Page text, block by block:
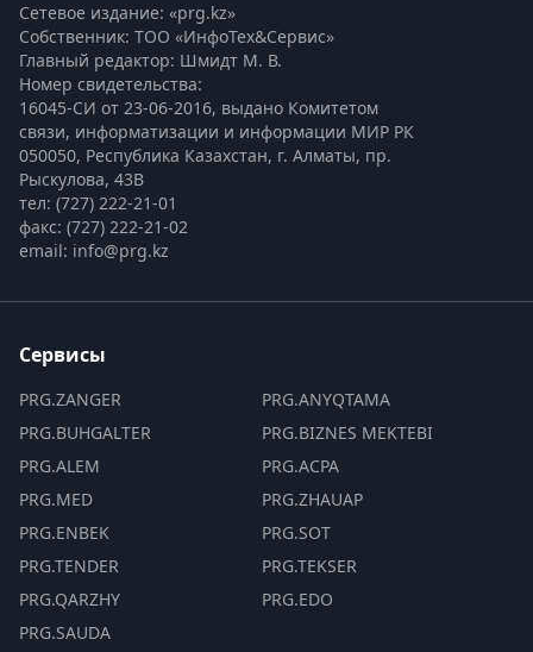
Сетевое издание: «prg.kz»
Собственник: ТОО «ИнфоТех&Сервис»
Главный редактор: Шмидт М. В.
Номер свидетельства:
16045-СИ от 23-06-2016, выдано Комитетом
связи, информатизации и информации МИР РК
050050, Республика Казахстан, г. Алматы, пр.
Рыскулова, 43В
тел: (727) 222-21-01
факс: (727) 222-21-02
email: info@prg.kz
Сервисы
PRG.ZANGER
PRG.BUHGALTER
PRG.ALEM
PRG.MED
PRG.ENBEK
PRG.TENDER
PRG.QARZHY
PRG.SAUDA
PRG.ANYQTAMA
PRG.BIZNES MEKTEBI
PRG.ACPA
PRG.ZHAUAP
PRG.SOT
PRG.TEKSER
PRG.EDO